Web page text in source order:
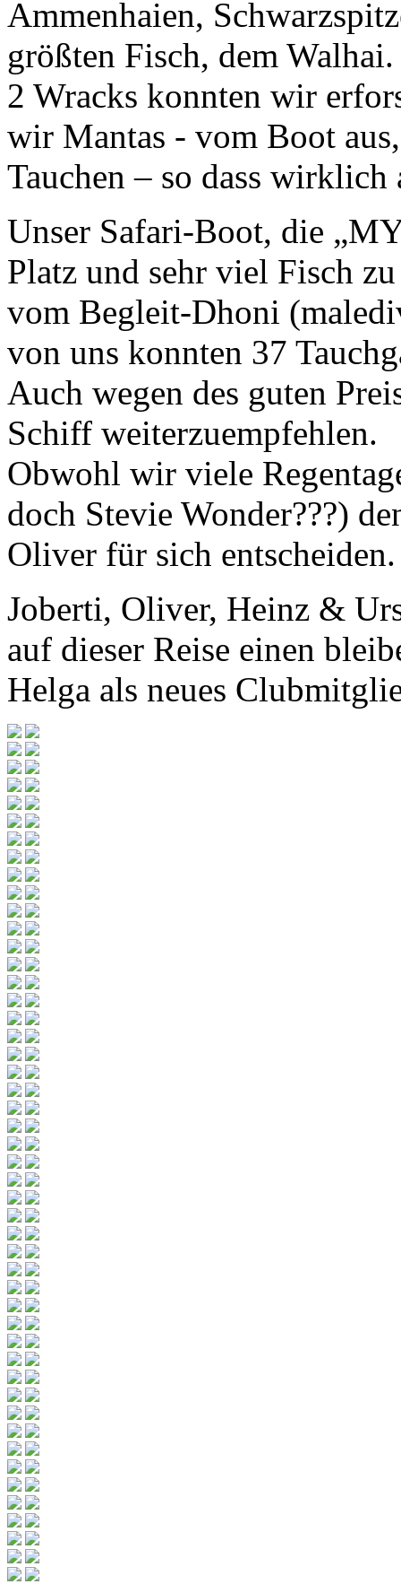
Ammenhaien,
größten Fisch, dem Walhai.
2 Wracks konnten wir
wir Mantas - vom Boot
Tauchen – so dass
Unser Safari-Boot, die
Platz und sehr viel Fisch
vom Begleit-Dhoni
von uns konnten 37
Auch wegen des guten
Schiff weiterzuempfehlen.
Obwohl wir viele
doch Stevie Wonder???)
Oliver für sich entscheiden.
Joberti, Oliver, Heinz &
auf dieser Reise einen
Helga als neues